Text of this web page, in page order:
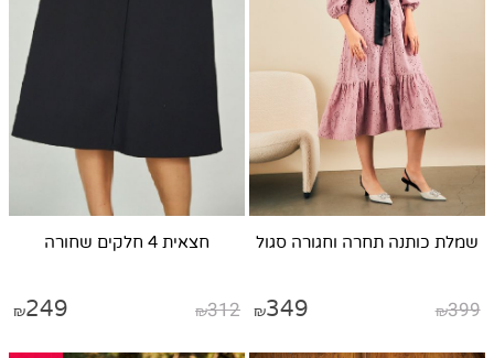
שמלת כותנה תחרה וחגורה סגול
₪399
₪349
חצאית 4 חלקים שחורה
₪312
₪249